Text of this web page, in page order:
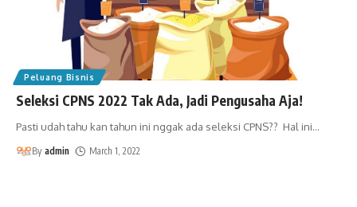
Peluang Bisnis
Seleksi CPNS 2022 Tak Ada, Jadi Pengusaha Aja!
Pasti udah tahu kan tahun ini nggak ada seleksi CPNS?? Hal ini…
By admin March 1, 2022